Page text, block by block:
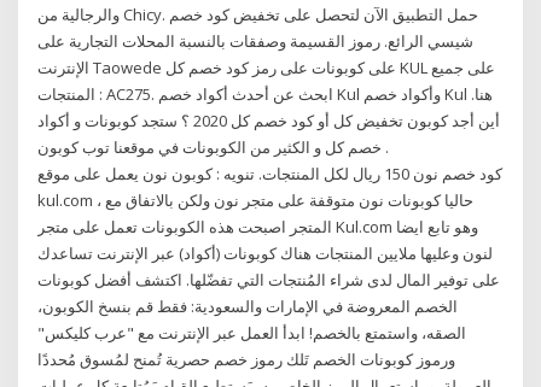
والرجالية من Chicy. حمل التطبيق الآن لتحصل على تخفيض كود خصم
شيسي الرائع. رموز القسيمة وصفقات بالنسبة المحلات التجارية على
الإنترنت Taowede على كوبونات على رمز كود خصم كل KUL على جميع
المنتجات : AC275. ابحث عن أحدث أكواد خصم Kul وأكواد خصم Kul هنا.
أين أجد كوبون تخفيض كل أو كود خصم كل 2020 ؟ ستجد كوبونات و أكواد
خصم كل و الكثير من الكوبونات في موقعنا توب كوبون .
كود خصم نون 150 ريال لكل المنتجات. تنويه : كوبون نون يعمل على موقع
kul.com ، حاليا كوبونات نون متوقفة على متجر نون ولكن بالاتفاق مع
المتجر اصبحت هذه الكوبونات تعمل على متجر Kul.com وهو تابع ايضا
لنون وعليها ملايين المنتجات هناك كوبونات (أكواد) عبر الإنترنت تساعدك
على توفير المال لدى شراء المُنتجات التي تفضّلها. اكتشف أفضل كوبونات
الخصم المعروضة في الإمارات والسعودية: فقط قم بنسخ الكوبون،
الصقه، واستمتع بالخصم! ابدأ العمل عبر الإنترنت مع "عرب كليكس"
ورموز كوبونات الخصم تَلك رموز خصم حصرية تُمنح لمُسوق مُحددًا